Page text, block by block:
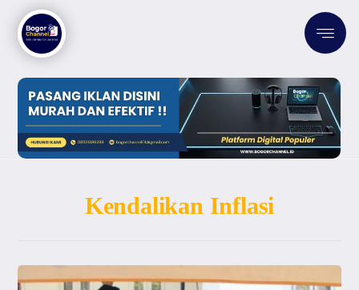
Kendalikan Inflasi